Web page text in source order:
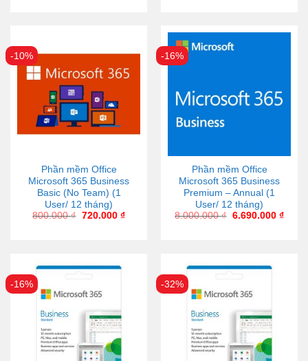
-10%
Phần mềm Office
Microsoft 365 Business
Basic (No Team) (1
User/ 12 tháng)
800.000₫ 720.000 ₫
-16%
Phần mềm Office
Microsoft 365 Business
Premium – Annual (1
User/ 12 tháng)
8.000.000₫ 6.690.000 ₫
-16% -32%